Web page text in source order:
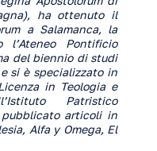
ha ottenuto il
a Salamanca, la
l’Ateneo Pontificio
del biennio di studi
si è specializzato in
in Teologia e
Patristico
pubblicato articoli in
Alfa y Omega, El